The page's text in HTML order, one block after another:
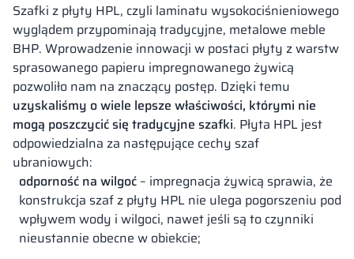
Szafki z płyty HPL, czyli laminatu wysokociśnieniowego
wyglądem przypominają tradycyjne, metalowe meble
BHP. Wprowadzenie innowacji w postaci płyty z warstw
sprasowanego papieru impregnowanego żywicą
pozwoliło nam na znaczący postęp. Dzięki temu
uzyskaliśmy o wiele lepsze właściwości, którymi nie
mogą poszczycić się tradycyjne szafki. Płyta HPL jest
odpowiedzialna za następujące cechy szaf
ubraniowych:
odporność na wilgoć – impregnacja żywicą sprawia, że
konstrukcja szaf z płyty HPL nie ulega pogorszeniu pod
wpływem wody i wilgoci, nawet jeśli są to czynniki
nieustannie obecne w obiekcie;